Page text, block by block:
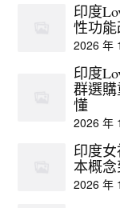
印度
性功
2026 年
印度
群選
懂
2026 年
印度
本概
2026 年